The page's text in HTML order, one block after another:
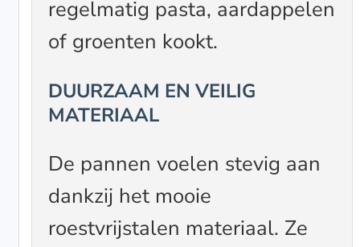
regelmatig pasta, aardappelen
of groenten kookt.
DUURZAAM EN VEILIG
MATERIAAL
De pannen voelen stevig aan
dankzij het mooie
roestvrijstalen materiaal. Ze